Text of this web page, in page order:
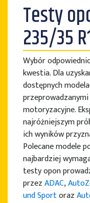
Testy
235/35
Wybór
kwestia. Dla
dostępnych
motoryzacyjne.
najróżniejszym
ich wyników
Polecane modele
najbardziej
testy opon
przezADAC,
und Sportoraz